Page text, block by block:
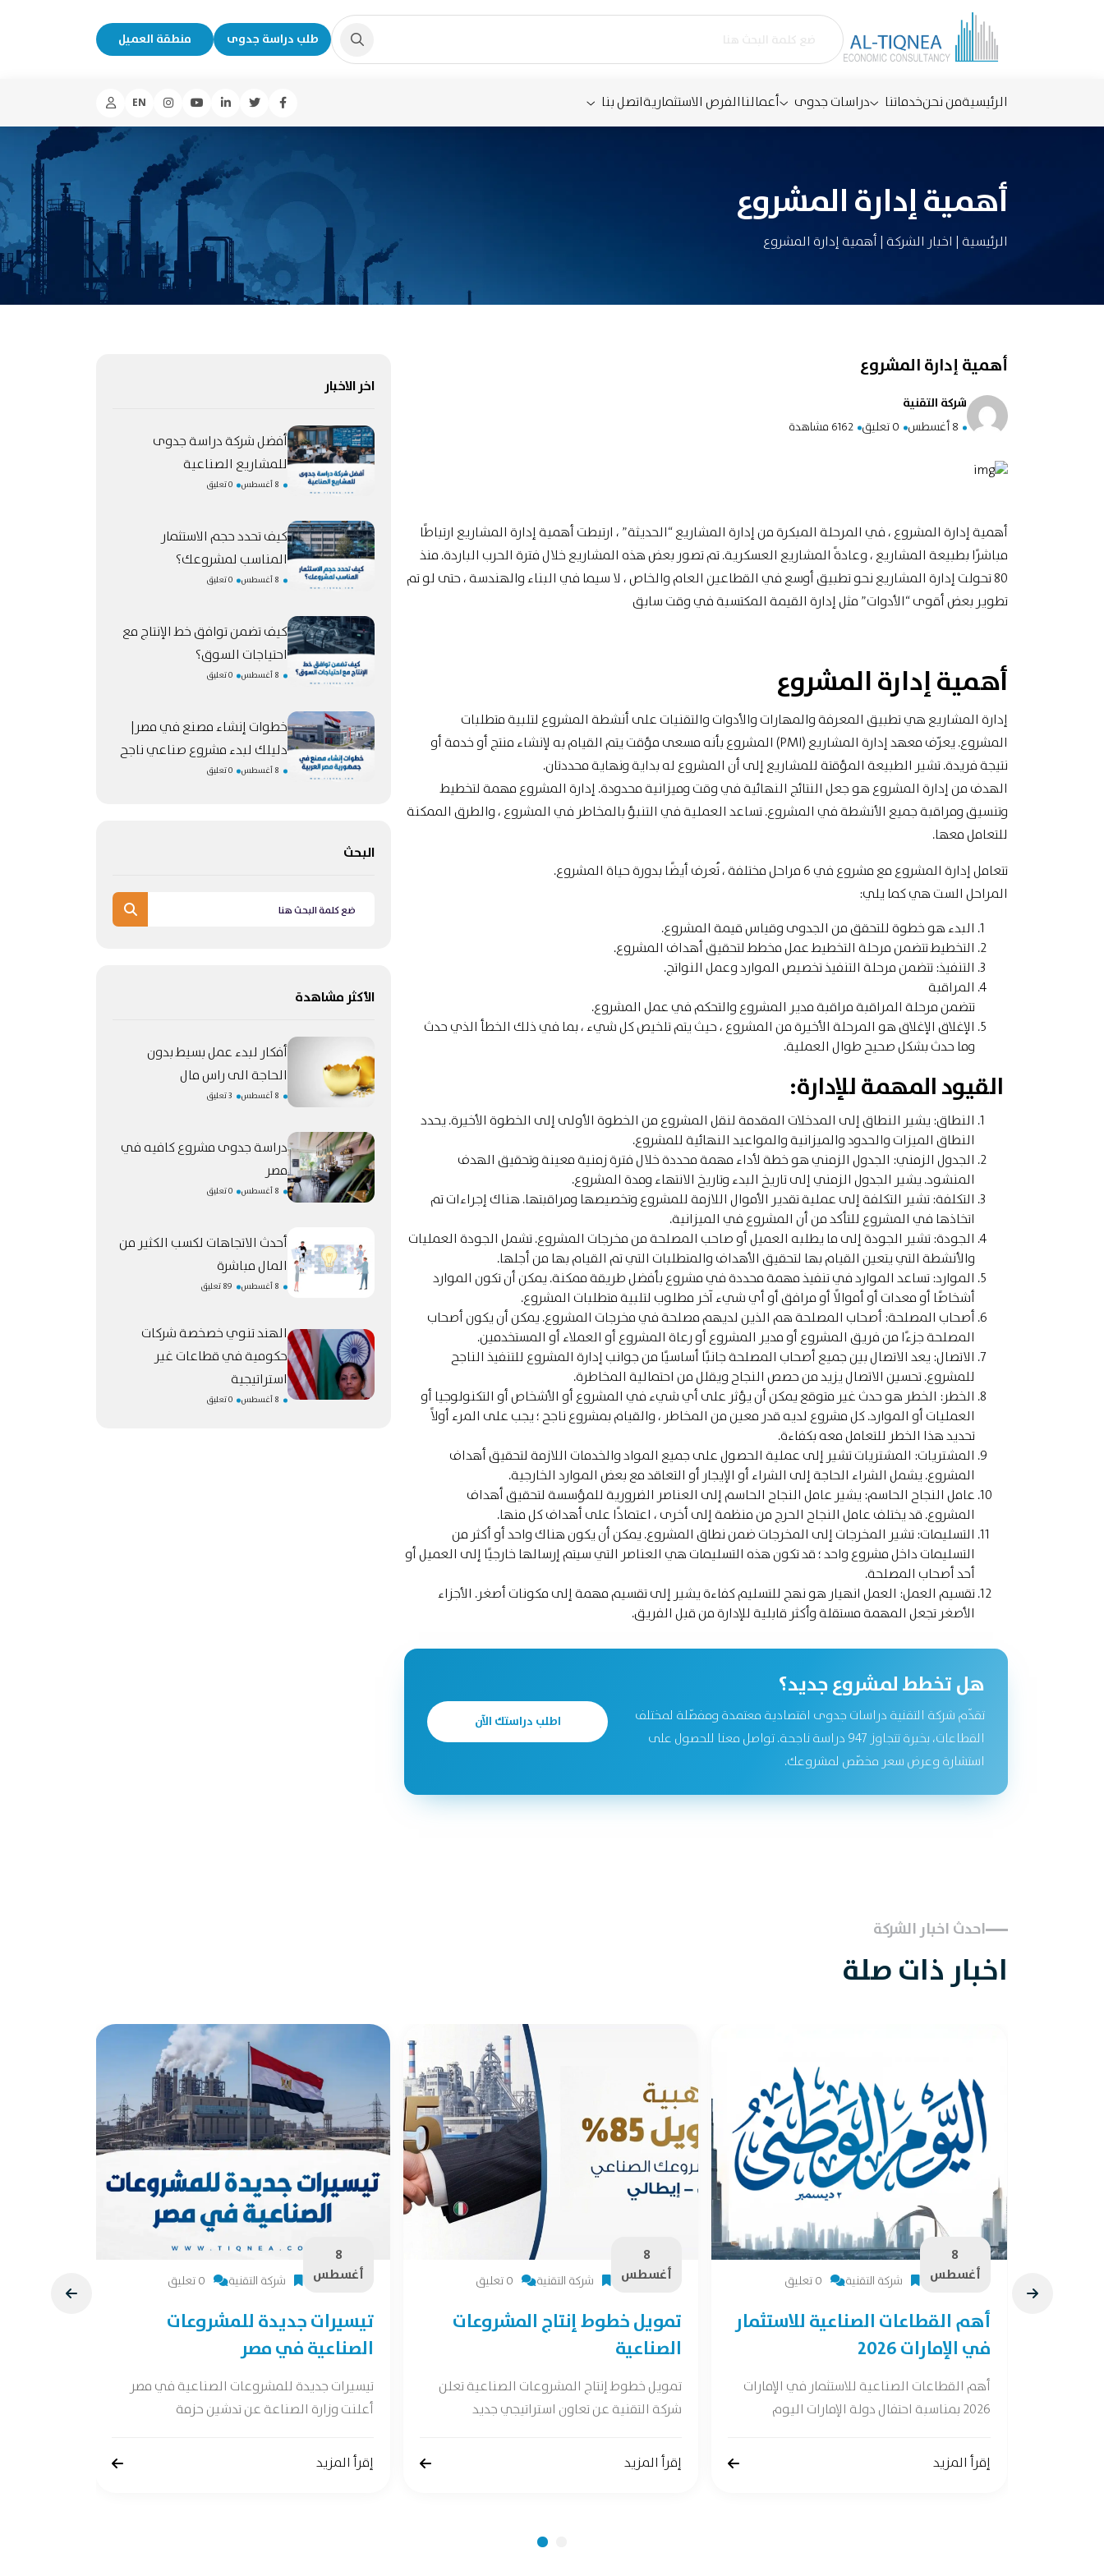
طلب دراسة جدوى منطقة العميل
الرئيسيةمن نحنخدماتنا دراسات جدوى أعمالناالفرص الاستثماريةاتصل بنا EN
أهمية إدارة المشروع
الرئيسية | اخبار الشركة | أهمية إدارة المشروع
أهمية إدارة المشروع
شركة التقنية
8 أغسطس
0 تعليق 6162 مشاهدة
أهمية إدارة المشروع ، في المرحلة المبكرة من إدارة المشاريع “الحديثة” ، ارتبطت أهمية إدارة المشاريع ارتباطًا
مباشرًا بطبيعة المشاريع ، وعادةً المشاريع العسكرية. تم تصور بعض هذه المشاريع خلال فترة الحرب الباردة. منذ
80 تحولت إدارة المشاريع نحو تطبيق أوسع في القطاعين العام والخاص ، لا سيما في البناء والهندسة ، حتى لو تم
تطوير بعض أقوى “الأدوات” مثل إدارة القيمة المكتسبة في وقت سابق
أهمية إدارة المشروع
إدارة المشاريع هي تطبيق المعرفة والمهارات والأدوات والتقنيات على أنشطة المشروع لتلبية متطلبات
المشروع. يعرّف معهد إدارة المشاريع (PMI) المشروع بأنه مسعى مؤقت يتم القيام به لإنشاء منتج أو خدمة أو
نتيجة فريدة. تشير الطبيعة المؤقتة للمشاريع إلى أن المشروع له بداية ونهاية محددتان.
الهدف من إدارة المشروع هو جعل النتائج النهائية في وقت وميزانية محدودة. إدارة المشروع مهمة لتخطيط
وتنسيق ومراقبة جميع الأنشطة في المشروع. تساعد العملية في التنبؤ بالمخاطر في المشروع ، والطرق الممكنة
للتعامل معها.
تتعامل إدارة المشروع مع مشروع في 6 مراحل مختلفة ، تُعرف أيضًا بدورة حياة المشروع.
المراحل الست هي كما يلي:
البدءهو خطوة للتحقق من الجدوى وقياس قيمة المشروع.
التخطيطتتضمن مرحلة التخطيط عمل مخطط لتحقيق أهداف المشروع.
التنفيذ:تتضمن مرحلة التنفيذ تخصيص الموارد وعمل النواتج.
المراقبة
تتضمن مرحلة المراقبة مراقبة مدير المشروع والتحكم في عمل المشروع.
الإغلاق الإغلاق هو المرحلة الأخيرة من المشروع ، حيث يتم تلخيص كل شيء ، بما في ذلك الخطأ الذي حدث
وما حدث بشكل صحيح طوال العملية.
القيود المهمة للإدارة:
النطاق: يشير النطاق إلى المدخلات المقدمة لنقل المشروع من الخطوة الأولى إلى الخطوة الأخيرة. يحدد
النطاق الميزات والحدود والميزانية والمواعيد النهائية للمشروع.
الجدول الزمني: الجدول الزمني هو خطة لأداء مهمة محددة خلال فترة زمنية معينة وتحقيق الهدف
المنشود. يشير الجدول الزمني إلى تاريخ البدء وتاريخ الانتهاء ومدة المشروع.
التكلفة:تشير التكلفة إلى عملية تقدير الأموال اللازمة للمشروع وتخصيصها ومراقبتها. هناك إجراءات تم
اتخاذها في المشروع للتأكد من أن المشروع في الميزانية.
الجودة:تشير الجودة إلى ما يطلبه العميل أو صاحب المصلحة من مخرجات المشروع. تشمل الجودة العمليات
والأنشطة التي يتعين القيام بها لتحقيق الأهداف والمتطلبات التي تم القيام بها من أجلها.
الموارد:تساعد الموارد في تنفيذ مهمة محددة في مشروع بأفضل طريقة ممكنة. يمكن أن تكون الموارد
أشخاصًا أو معدات أو أموالًا أو مرافق أو أي شيء آخر مطلوب لتلبية متطلبات المشروع.
أصحاب المصلحة: أصحاب المصلحة هم الذين لديهم مصلحة في مخرجات المشروع. يمكن أن يكون أصحاب
المصلحة جزءًا من فريق المشروع أو مدير المشروع أو رعاة المشروع أو العملاء أو المستخدمين.
الاتصال: يعد الاتصال بين جميع أصحاب المصلحة جانبًا أساسيًا من جوانب إدارة المشروع للتنفيذ الناجح
للمشروع. تحسين الاتصال يزيد من حصص النجاح ويقلل من احتمالية المخاطرة.
الخطر: الخطر هو حدث غير متوقع يمكن أن يؤثر على أي شيء في المشروع أو الأشخاص أو التكنولوجيا أو
العمليات أو الموارد. كل مشروع لديه قدر معين من المخاطر ، والقيام بمشروع ناجح ؛ يجب على المرء أولاً
تحديد هذا الخطر للتعامل معه بكفاءة.
المشتريات: المشتريات تشير إلى عملية الحصول على جميع المواد والخدمات اللازمة لتحقيق أهداف
المشروع. يشمل الشراء الحاجة إلى الشراء أو الإيجار أو التعاقد مع بعض الموارد الخارجية.
عامل النجاح الحاسم: يشير عامل النجاح الحاسم إلى العناصر الضرورية للمؤسسة لتحقيق أهداف
المشروع. قد يختلف عامل النجاح الحرج من منظمة إلى أخرى ، اعتمادًا على أهداف كل منها.
التسليمات:تشير المخرجات إلى المخرجات ضمن نطاق المشروع. يمكن أن يكون هناك واحد أو أكثر من
التسليمات داخل مشروع واحد ؛ قد تكون هذه التسليمات هي العناصر التي سيتم إرسالها خارجيًا إلى العميل أو
أحد أصحاب المصلحة.
تقسيم العمل: العمل انهيار هو نهج للتسليم كفاءة يشير إلى تقسيم مهمة إلى مكونات أصغر. الأجزاء
الأصغر تجعل المهمة مستقلة وأكثر قابلية للإدارة من قبل الفريق.
هل تخطط لمشروع جديد؟
تقدّم شركة التقنية دراسات جدوى اقتصادية معتمدة ومفصّلة لمختلف
القطاعات، بخبرة تتجاوز 947 دراسة ناجحة. تواصل معنا للحصول على
استشارة وعرض سعر مخصّص لمشروعك.
اطلب دراستك الآن
اخر الاخبار
أفضل شركة دراسة جدوى
للمشاريع الصناعية
8 أغسطس 0 تعليق
كيف تحدد حجم الاستثمار
المناسب لمشروعك؟
8 أغسطس 0 تعليق
كيف تضمن توافق خط الإنتاج مع
احتياجات السوق؟
8 أغسطس 0 تعليق
خطوات إنشاء مصنع في مصر|
دليلك لبدء مشروع صناعي ناجح
8 أغسطس 0 تعليق
البحث
الأكثر مشاهدة
أفكار لبدء عمل بسيط بدون
الحاجة الى راس مال
8 أغسطس 3 تعليق
دراسة جدوى مشروع كافيه في
مصر
8 أغسطس 0 تعليق
أحدث الاتجاهات لكسب الكثير من
المال مباشرة
8 أغسطس 89 تعليق
الهند تنوي خصخصة شركات
حكومية في قطاعات غير
استراتيجية
8 أغسطس 0 تعليق
احدث اخبار الشركة
اخبار ذات صلة
8
أغسطس
شركة التقنية 0 تعليق
تيسيرات جديدة للمشروعات
الصناعية في مصر
تيسيرات جديدة للمشروعات الصناعية في مصر
أعلنت وزارة الصناعة عن تدشين حزمة
إقرأ المزيد
8
أغسطس
شركة التقنية 0 تعليق
تمويل خطوط إنتاج المشروعات
الصناعية
تمويل خطوط إنتاج المشروعات الصناعية تعلن
شركة التقنية عن تعاون استراتيجي جديد
إقرأ المزيد
8
أغسطس
شركة التقنية 0 تعليق
أهم القطاعات الصناعية للاستثمار
في الإمارات 2026
أهم القطاعات الصناعية للاستثمار في الإمارات
2026 بمناسبة احتفال دولة الإمارات اليوم
إقرأ المزيد